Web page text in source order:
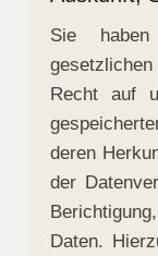
Sie
Recht auf
deren
der
Daten.